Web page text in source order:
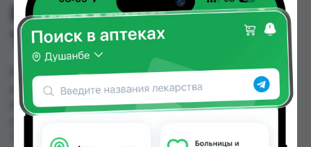
РОЗУВАСТАТИН 10МГ
ТАБ №30
РОЗУВАСТАТИН 10МГ ТАБ №30 можно купить
или заказать в аптеках, Саховати Истаравшан,
GS Дорухона, Амирӣ, Аптека АХРОМ, Аптека Нур
TJS до 48.00 TJS в Душанбе и других городах